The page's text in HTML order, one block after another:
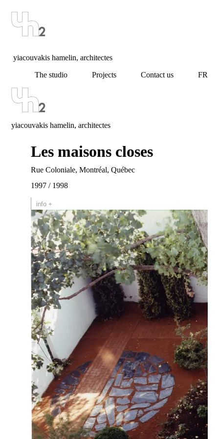
yiacouvakis hamelin, architectes
The studio Projects Contact us FR
yiacouvakis hamelin, architectes
Les maisons closes
Rue Coloniale, Montréal, Québec
1997 / 1998
info +